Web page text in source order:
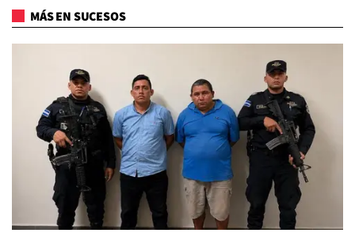
MÁS EN SUCESOS